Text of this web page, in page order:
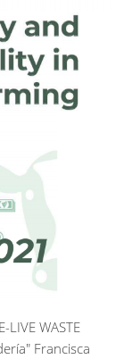
WASTE
Francisca